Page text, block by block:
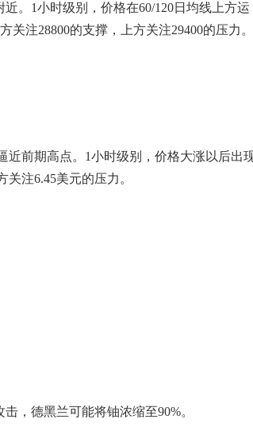
。1小时级别，价格在60/120日均线上方运
注28800的支撑，上方关注29400的压力。
近前期高点。1小时级别，价格大涨以后出
注6.45美元的压力。
，德黑兰可能将铀浓缩至90%。